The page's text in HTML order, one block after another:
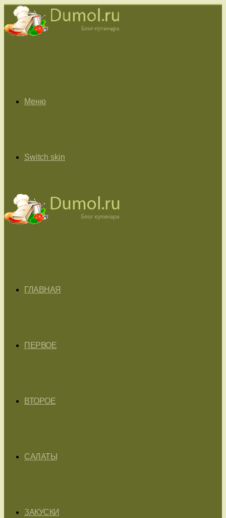
Меню
Switch skin
ГЛАВНАЯ
ПЕРВОЕ
ВТОРОЕ
САЛАТЫ
ЗАКУСКИ